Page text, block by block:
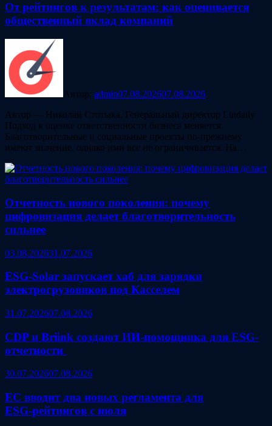
От рейтингов к результатам: как оценивается
общественный вклад компаний
Автор: admin07.08.202607.08.2026
Автор — Николай Стотыка, Генеральный директор Lindaily
Подход к оценке ответственности бизнеса меняется.
Благотворительные и социальные проекты по-прежнему
имеют значение, однако ими все не ограничивается. На…
Отчетность нового поколения: почему
цифровизация делает благотворительность
сильнее
03.08.202631.07.2026
ESG‑Solar запускает хаб для зарядки
электрогрузовиков под Касселем
31.07.202607.08.2026
CDP и Briink создают ИИ‑помощника для ESG-
отчетности
30.07.202607.08.2026
ЕС вводит два новых регламента для
ESG‑рейтингов с июля